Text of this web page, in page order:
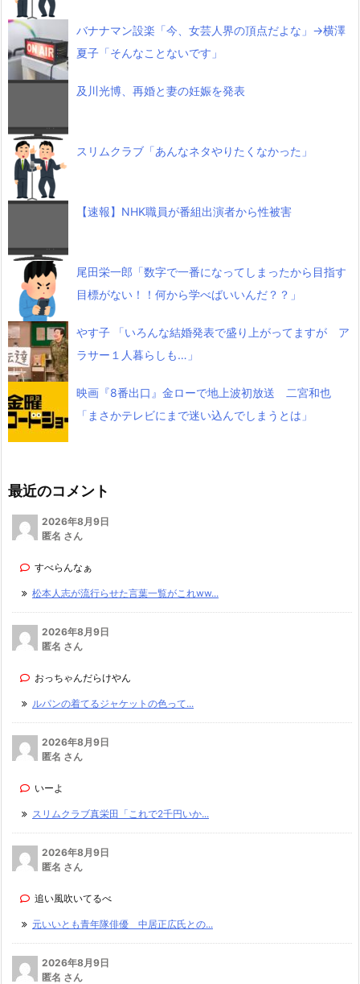
バナナマン設楽「今、女芸人界の頂点だよな」→横澤
夏子「そんなことないです」
及川光博、再婚と妻の妊娠を発表
スリムクラブ「あんなネタやりたくなかった」
【速報】NHK職員が番組出演者から性被害
尾田栄一郎「数字で一番になってしまったから目指す
目標がない！！何から学べばいいんだ？？」
やす子 「いろんな結婚発表で盛り上がってますが ア
ラサー１人暮らしも…」
映画『8番出口』金ローで地上波初放送 二宮和也
「まさかテレビにまで迷い込んでしまうとは」
最近のコメント
2026年8月9日
匿名 さん
すべらんなぁ
松本人志が流行らせた言葉一覧がこれww...
2026年8月9日
匿名 さん
おっちゃんだらけやん
ルパンの着てるジャケットの色って...
2026年8月9日
匿名 さん
いーよ
スリムクラブ真栄田「これで2千円いか...
2026年8月9日
匿名 さん
追い風吹いてるべ
元いいとも青年隊俳優 中居正広氏との...
2026年8月9日
匿名 さん